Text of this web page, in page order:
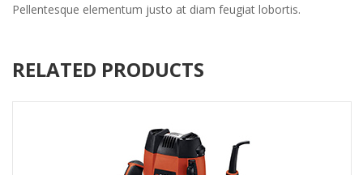
Pellentesque elementum justo at diam feugiat lobortis.
RELATED PRODUCTS